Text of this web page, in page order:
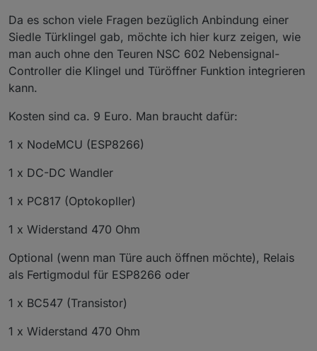
Da es schon viele Fragen bezüglich Anbindung einer
Siedle Türklingel gab, möchte ich hier kurz zeigen, wie
man auch ohne den Teuren NSC 602 Nebensignal-
Controller die Klingel und Türöffner Funktion integrieren
kann.
Kosten sind ca. 9 Euro. Man braucht dafür:
1 x NodeMCU (ESP8266)
1 x DC-DC Wandler
1 x PC817 (Optokopller)
1 x Widerstand 470 Ohm
Optional (wenn man Türe auch öffnen möchte), Relais
als Fertigmodul für ESP8266 oder
1 x BC547 (Transistor)
1 x Widerstand 470 Ohm